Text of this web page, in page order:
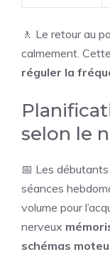
🚶 Le retour au
calmement.
réguler la
selon le
📅 Les
séances
volume pour
nerveux
schémas